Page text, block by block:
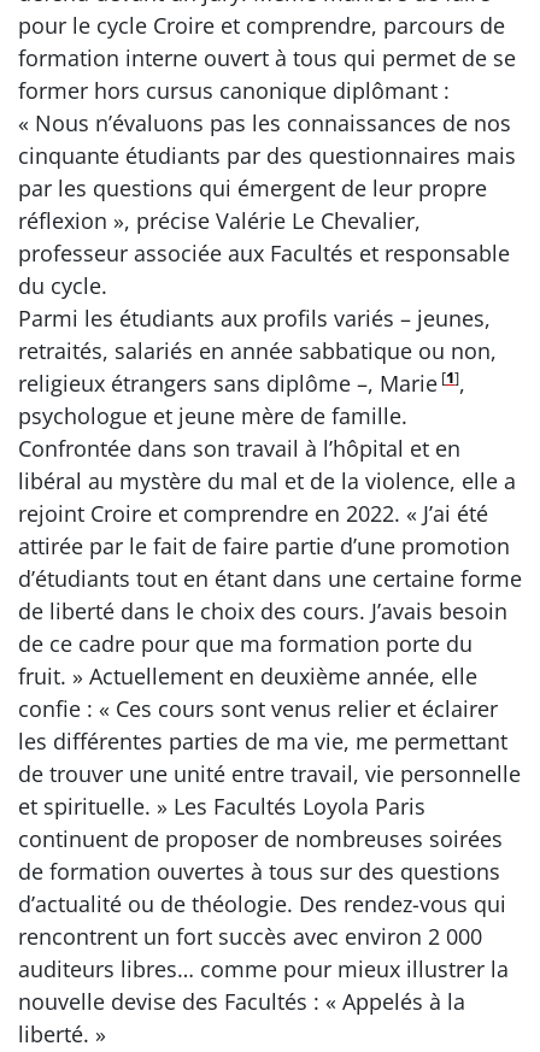
pour le cycle Croire et comprendre, parcours de
formation interne ouvert à tous qui permet de se
former hors cursus canonique diplômant :
« Nous n’évaluons pas les connaissances de nos
cinquante étudiants par des questionnaires mais
par les questions qui émergent de leur propre
réflexion », précise Valérie Le Chevalier,
professeur associée aux Facultés et responsable
du cycle.
Parmi les étudiants aux profils variés – jeunes,
retraités, salariés en année sabbatique ou non,
religieux étrangers sans diplôme –, Marie [1],
psychologue et jeune mère de famille.
Confrontée dans son travail à l’hôpital et en
libéral au mystère du mal et de la violence, elle a
rejoint Croire et comprendre en 2022. « J’ai été
attirée par le fait de faire partie d’une promotion
d’étudiants tout en étant dans une certaine forme
de liberté dans le choix des cours. J’avais besoin
de ce cadre pour que ma formation porte du
fruit. » Actuellement en deuxième année, elle
confie : « Ces cours sont venus relier et éclairer
les différentes parties de ma vie, me permettant
de trouver une unité entre travail, vie personnelle
et spirituelle. » Les Facultés Loyola Paris
continuent de proposer de nombreuses soirées
de formation ouvertes à tous sur des questions
d’actualité ou de théologie. Des rendez-vous qui
rencontrent un fort succès avec environ 2 000
auditeurs libres… comme pour mieux illustrer la
nouvelle devise des Facultés : « Appelés à la
liberté. »